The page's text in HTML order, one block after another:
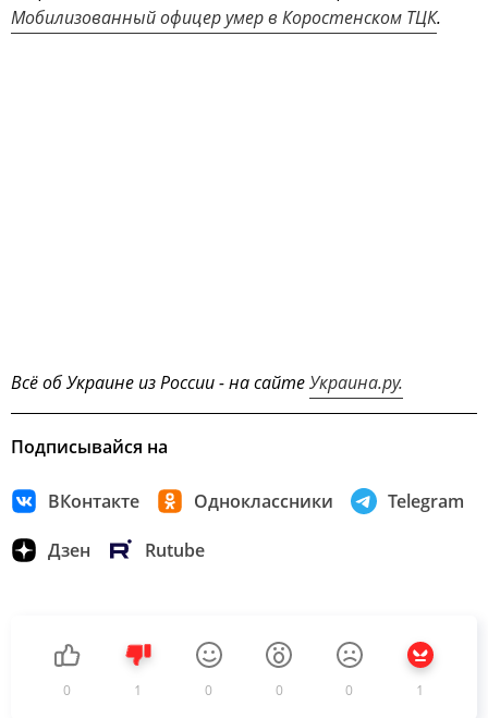
Мобилизованный офицер умер в Коростенском ТЦК.
Всё об Украине из России - на сайтеУкраина.ру.
Подписывайся на
ВКонтакте Одноклассники Telegram
Дзен Rutube
0 1 0 0 0 1